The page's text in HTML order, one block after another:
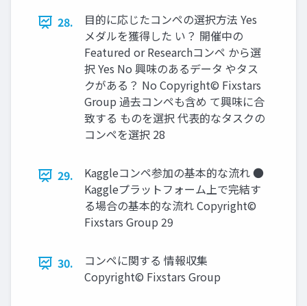
28.
目的に応じたコンペの選択方法 Yes
メダルを獲得した い？ 開催中の
Featured or Researchコンペ から選
択 Yes No 興味のあるデータ やタス
クがある？ No Copyright© Fixstars
Group 過去コンペも含め て興味に合
致する ものを選択 代表的なタスクの
コンペを選択 28
29.
Kaggleコンペ参加の基本的な流れ ●
Kaggleプラットフォーム上で完結す
る場合の基本的な流れ Copyright©
Fixstars Group 29
30.
コンペに関する 情報収集
Copyright© Fixstars Group